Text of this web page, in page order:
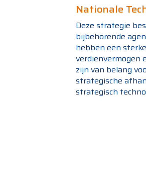
Nationale
Deze strategie
bijbehorende
hebben een
verdienvermogen
zijn van belang
strategische
strategisch